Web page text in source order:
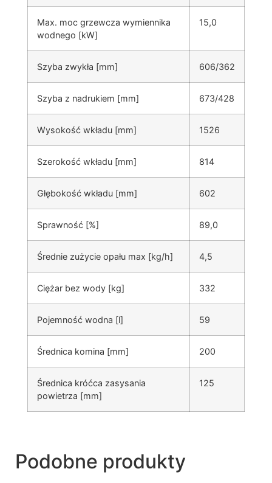
Max. moc grzewcza wymiennika
wodnego [kW]
15,0
Szyba zwykła [mm] 606/362
Szyba z nadrukiem [mm] 673/428
Wysokość wkładu [mm] 1526
Szerokość wkładu [mm] 814
Głębokość wkładu [mm] 602
Sprawność [%] 89,0
Średnie zużycie opału max [kg/h] 4,5
Ciężar bez wody [kg] 332
Pojemność wodna [l] 59
Średnica komina [mm] 200
Średnica króćca zasysania
powietrza [mm]
125
Podobne produkty